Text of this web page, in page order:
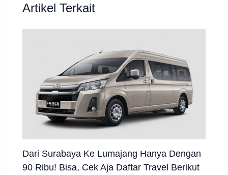
Artikel Terkait
Dari Surabaya Ke Lumajang Hanya Dengan
90 Ribu! Bisa, Cek Aja Daftar Travel Berikut